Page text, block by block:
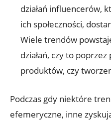
działań influencerów,
ich społeczności,
Wiele trendów
działań, czy to
produktów, czy
Podczas gdy niektóre
efemeryczne, inne